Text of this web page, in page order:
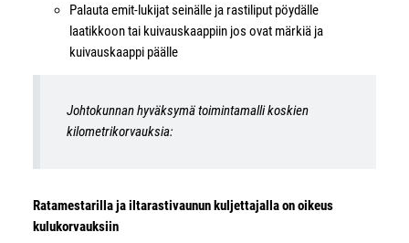
Palauta emit-lukijat seinälle ja rastiliput pöydälle
laatikkoon tai kuivauskaappiin jos ovat märkiä ja
kuivauskaappi päälle
Johtokunnan hyväksymä toimintamalli koskien
kilometrikorvauksia:
Ratamestarilla ja iltarastivaunun kuljettajalla on oikeus
kulukorvauksiin